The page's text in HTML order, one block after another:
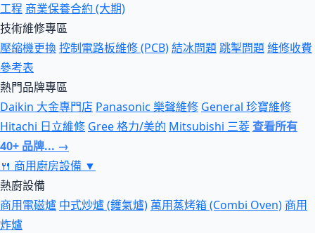
工程 商業保養合約 (大期)
技術維修專區
壓縮機更換控制電路板維修 (PCB)結冰問題跳掣問題維修收費
參考表
熱門品牌專區
Daikin 大金專門店 Panasonic 樂聲維修 General 珍寶維修
Hitachi 日立維修 Gree 格力/美的 Mitsubishi 三菱查看所有
40+ 品牌... →
🍴 商用廚房設備 ▼
熱廚設備
商用電磁爐 中式炒爐 (鑊氣爐) 萬用蒸烤箱 (Combi Oven) 商用
炸爐